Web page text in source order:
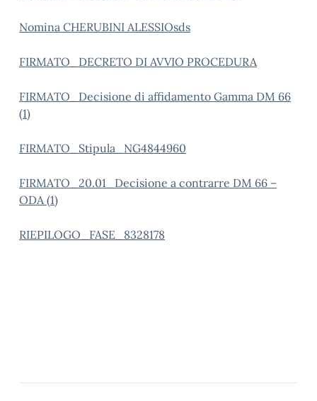
Nomina CHERUBINI ALESSIOsds
FIRMATO_DECRETO DI AVVIO PROCEDURA
FIRMATO_Decisione di affidamento Gamma DM 66
(1)
FIRMATO_Stipula_NG4844960
FIRMATO_20.01_Decisione a contrarre DM 66 –
ODA (1)
RIEPILOGO_FASE_8328178